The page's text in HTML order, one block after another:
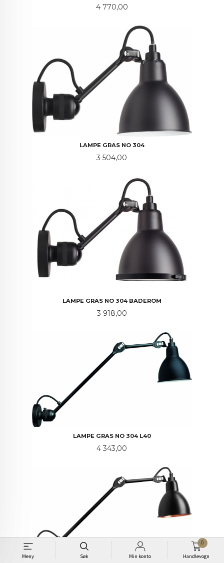
Meny Søk Min konto Handlevogn
0
Pris
4 770,00
LAMPE GRAS NO 304
Pris
3 504,00
LAMPE GRAS NO 304 BADEROM
Pris
3 918,00
LAMPE GRAS NO 304 L40
Pris
4 343,00